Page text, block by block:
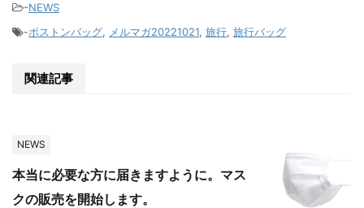
-NEWS
-ボストンバッグ, メルマガ20221021, 旅行, 旅行バッグ
関連記事
NEWS
本当に必要な方に届きますように。マス
クの販売を開始します。